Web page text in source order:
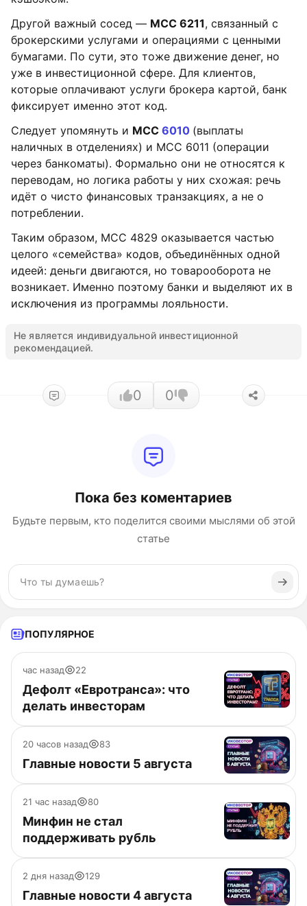
Другой важный сосед — MCC 6211, связанный с
брокерскими услугами и операциями с ценными
бумагами. По сути, это тоже движение денег, но
уже в инвестиционной сфере. Для клиентов,
которые оплачивают услуги брокера картой, банк
фиксирует именно этот код.
Следует упомянуть и MCC 6010 (выплаты
наличных в отделениях) и MCC 6011 (операции
через банкоматы). Формально они не относятся к
переводам, но логика работы у них схожая: речь
идёт о чисто финансовых транзакциях, а не о
потреблении.
Таким образом, MCC 4829 оказывается частью
целого «семейства» кодов, объединённых одной
идеей: деньги двигаются, но товарооборота не
возникает. Именно поэтому банки и выделяют их в
исключения из программы лояльности.
Не является индивидуальной инвестиционной
рекомендацией.
0 0
Пока без коментариев
Будьте первым, кто поделится своими мыслями об этой
статье
ПОПУЛЯРНОЕ
час назад 22
Дефолт «Евротранса»: что
делать инвесторам
20 часов назад 83
Главные новости 5 августа
21 час назад 80
Минфин не стал
поддерживать рубль
2 дня назад 129
Главные новости 4 августа